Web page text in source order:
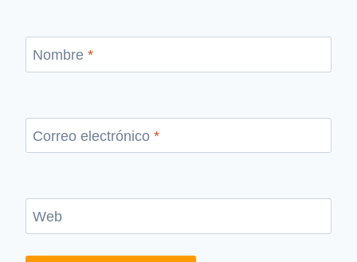
Nombre *
Correo electrónico *
Web